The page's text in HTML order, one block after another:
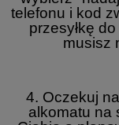
telefonu i kod
przesyłkę
musisz
4. Oczekuj
alkomatu na